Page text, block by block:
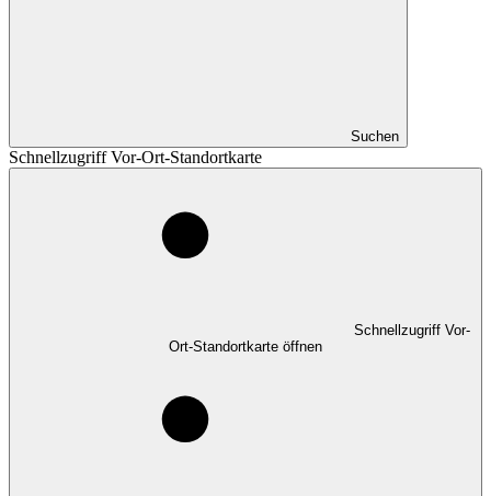
Suchen
Schnellzugriff Vor-Ort-Standortkarte
Schnellzugriff Vor-
Ort-Standortkarte öffnen